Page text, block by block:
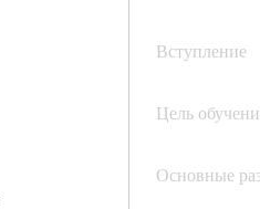
Вступление
Цель
Основные